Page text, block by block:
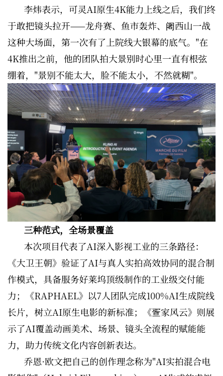
李炜表示，可灵AI原生4K能力上线之后，我们终
于敢把镜头拉开——龙舟赛、鱼市轰炸、阇西山一战
这种大场面，第一次有了上院线大银幕的底气。"在
4K推出之前，他的团队拍大景别时心里一直有根弦
绷着，"景别不能太大，脸不能太小，不然就糊"。
三种范式，全场景覆盖
本次项目代表了AI深入影视工业的三条路径：
《大卫王朝》验证了AI与真人实拍高效协同的混合制
作模式，具备服务好莱坞顶级制作的工业级交付能
力；《RAPHAEL》以7人团队完成100%AI生成院线
长片，树立AI原生电影的新标准；《疍家风云》则展
示了AI覆盖动画美术、场景、镜头全流程的赋能能
力，助力传统文化内容创新表达。
乔恩·欧文把自己的创作理念称为"AI实拍混合电